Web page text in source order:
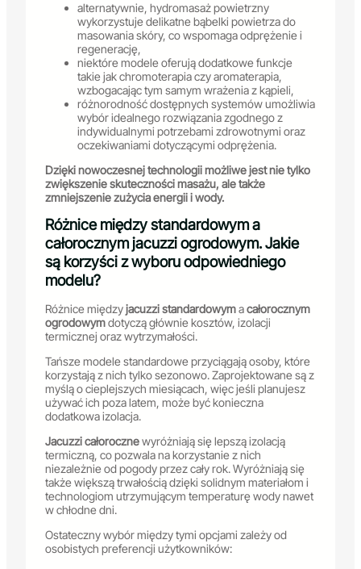
alternatywnie, hydromasaż powietrzny
wykorzystuje delikatne bąbelki powietrza do
masowania skóry, co wspomaga odprężenie i
regenerację,
niektóre modele oferują dodatkowe funkcje
takie jak chromoterapia czy aromaterapia,
wzbogacając tym samym wrażenia z kąpieli,
różnorodność dostępnych systemów umożliwia
wybór idealnego rozwiązania zgodnego z
indywidualnymi potrzebami zdrowotnymi oraz
oczekiwaniami dotyczącymi odprężenia.
Dzięki nowoczesnej technologii możliwe jest nie tylko
zwiększenie skuteczności masażu, ale także
zmniejszenie zużycia energii i wody.
Różnice między standardowym a
całorocznym jacuzzi ogrodowym. Jakie
są korzyści z wyboru odpowiedniego
modelu?
Różnice międzyjacuzzi standardowymacałorocznym
ogrodowymdotyczą głównie kosztów, izolacji
termicznej oraz wytrzymałości.
Tańsze modele standardowe przyciągają osoby, które
korzystają z nich tylko sezonowo. Zaprojektowane są z
myślą o cieplejszych miesiącach, więc jeśli planujesz
używać ich poza latem, może być konieczna
dodatkowa izolacja.
Jacuzzi całorocznewyróżniają się lepszą izolacją
termiczną, co pozwala na korzystanie z nich
niezależnie od pogody przez cały rok. Wyróżniają się
także większą trwałością dzięki solidnym materiałom i
technologiom utrzymującym temperaturę wody nawet
w chłodne dni.
Ostateczny wybór między tymi opcjami zależy od
osobistych preferencji użytkowników: